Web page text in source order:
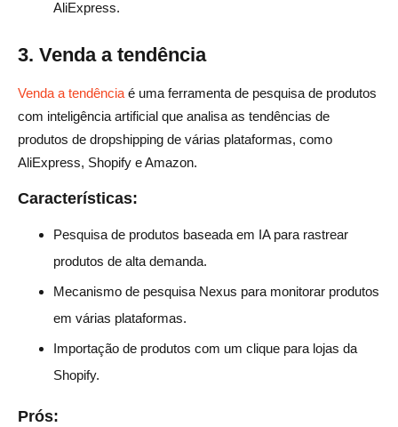
AliExpress.
3. Venda a tendência
Venda a tendência é uma ferramenta de pesquisa de produtos
com inteligência artificial que analisa as tendências de
produtos de dropshipping de várias plataformas, como
AliExpress, Shopify e Amazon.
Características:
Pesquisa de produtos baseada em IA para rastrear
produtos de alta demanda.
Mecanismo de pesquisa Nexus para monitorar produtos
em várias plataformas.
Importação de produtos com um clique para lojas da
Shopify.
Prós: